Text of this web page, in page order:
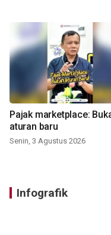
Pajak marketplace:
aturan baru
Senin, 3 Agustus 2026
Infografik